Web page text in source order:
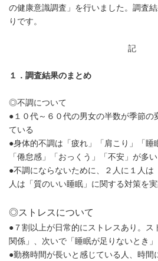
の健康意識調査」を行いました。調査
りです。
記
１．調査結果のまとめ
◎不調について
●１０代～６０代の男女の半数が季節の
ている
●身体的不調は「疲れ」「肩こり」「睡
「倦怠感」「おっくう」「不安」が多い
●不調にならないために、２人に１人は
人は「質のいい睡眠」に関する対策を
◎ストレスについて
●７割以上が日常的にストレスあり。ス
関係」、次いで「睡眠が足りないとき」
●勤務時間が長いと感じている人、時間